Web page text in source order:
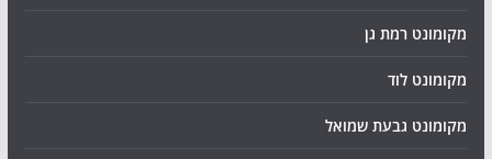
מקומונט רמת גן
מקומונט לוד
מקומונט גבעת שמואל